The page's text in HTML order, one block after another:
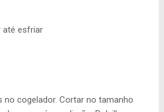
esfriar
cogelador. Cortar no tamanho